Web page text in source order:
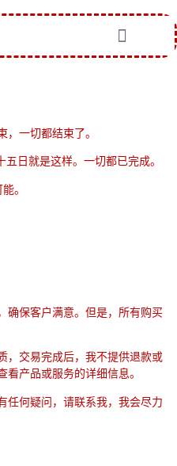
一切都结束了。
日就是这样。一切都已完成。
。
确保客户满意。但是，所有购买
，交易完成后，我不提供退款或
产品或服务的详细信息。
任何疑问，请联系我，我会尽力